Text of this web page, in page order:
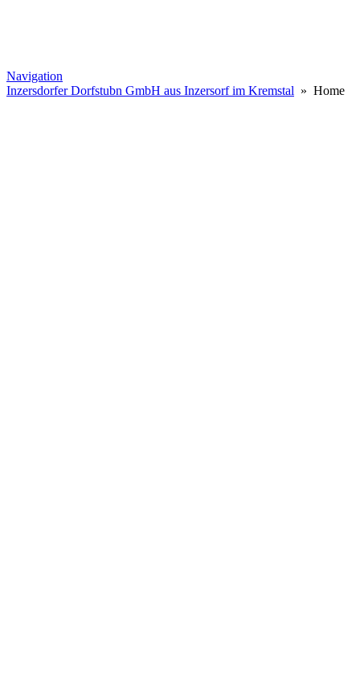
Navigation
Inzersdorfer Dorfstubn GmbH aus Inzersorf im Kremstal » Home